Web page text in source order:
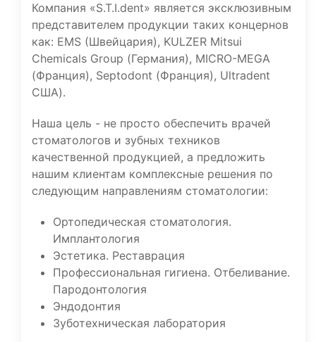
Компания «S.T.I.dent» является эксклюзивным
представителем продукции таких концернов
как: EMS (Швейцария), KULZER Mitsui
Chemicals Group (Германия), MICRO-MEGA
(Франция), Septodont (Франция), Ultradent
США).
Наша цель - не просто обеспечить врачей
стоматологов и зубных техников
качественной продукцией, а предложить
нашим клиентам комплексные решения по
следующим направлениям стоматологии:
Ортопедическая стоматология.
Имплантология
Эстетика. Реставрация
Профессиональная гигиена. Отбеливание.
Пародонтология
Эндодонтия
Зуботехническая лаборатория